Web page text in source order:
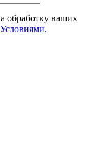
обработку ваших
Условиями.